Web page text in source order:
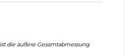
die äußere Gesamtabmessung